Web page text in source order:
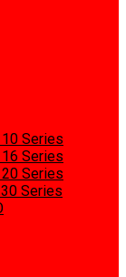
Series
Series
Series
Series